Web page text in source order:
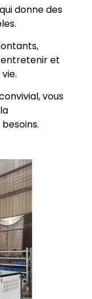
donne des
et
vous